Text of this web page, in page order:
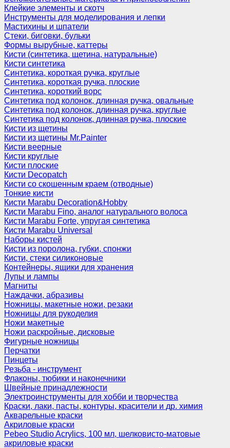
Клейкие элементы и скотч
Инструменты для моделирования и лепки
Мастихины и шпатели
Стеки, биговки, бульки
Формы вырубные, каттеры
Кисти (синтетика, щетина, натуральные)
Кисти синтетика
Синтетика, короткая ручка, круглые
Синтетика, короткая ручка, плоские
Синтетика, короткий ворс
Синтетика под колонок, длинная ручка, овальные
Синтетика под колонок, длинная ручка, круглые
Синтетика под колонок, длинная ручка, плоские
Кисти из щетины
Кисти из щетины Mr.Painter
Кисти веерные
Кисти круглые
Кисти плоские
Кисти Decopatch
Кисти со скошенным краем (отводные)
Тонкие кисти
Кисти Marabu Decoration&Hobby
Кисти Marabu Fino, аналог натурального волоса
Кисти Marabu Forte, упругая синтетика
Кисти Marabu Universal
Наборы кистей
Кисти из поролона, губки, спонжи
Кисти, стеки силиконовые
Контейнеры, ящики для хранения
Лупы и лампы
Магниты
Наждачки, абразивы
Ножницы, макетные ножи, резаки
Ножницы для рукоделия
Ножи макетные
Ножи раскройные, дисковые
Фигурные ножницы
Перчатки
Пинцеты
Резьба - инструмент
Флаконы, тюбики и наконечники
Швейные принадлежности
Электроинструменты для хобби и творчества
Краски, лаки, пасты, контуры, красители и др. химия
Акварельные краски
Акриловые краски
Pebeo Studio Acrylics, 100 мл, шелковисто-матовые
акриловые краски